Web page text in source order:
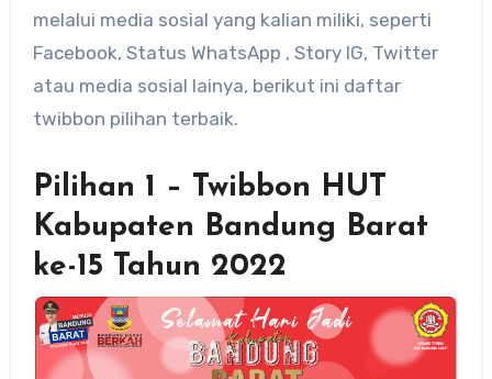
melalui media sosial yang kalian miliki, seperti
Facebook, Status WhatsApp , Story IG, Twitter
atau media sosial lainya, berikut ini daftar
twibbon pilihan terbaik.
Pilihan 1 – Twibbon HUT
Kabupaten Bandung Barat
ke-15 Tahun 2022